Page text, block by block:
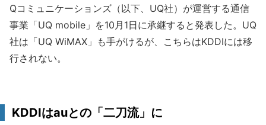
Qコミュニケーションズ（以下、UQ社）が運営する通信
事業「UQ mobile」を10月1日に承継すると発表した。UQ
社は「UQ WiMAX」も手がけるが、こちらはKDDIには移
行されない。
KDDIはauとの「二刀流」に